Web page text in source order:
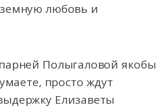
любовь и
Полыгаловой якобы
просто ждут
Елизаветы